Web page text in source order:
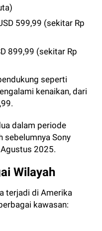
599,99 (sekitar Rp
899,99 (sekitar Rp
seperti
kenaikan, dari
dalam periode
sebelumnya Sony
2025.
Wilayah
terjadi di Amerika
kawasan: